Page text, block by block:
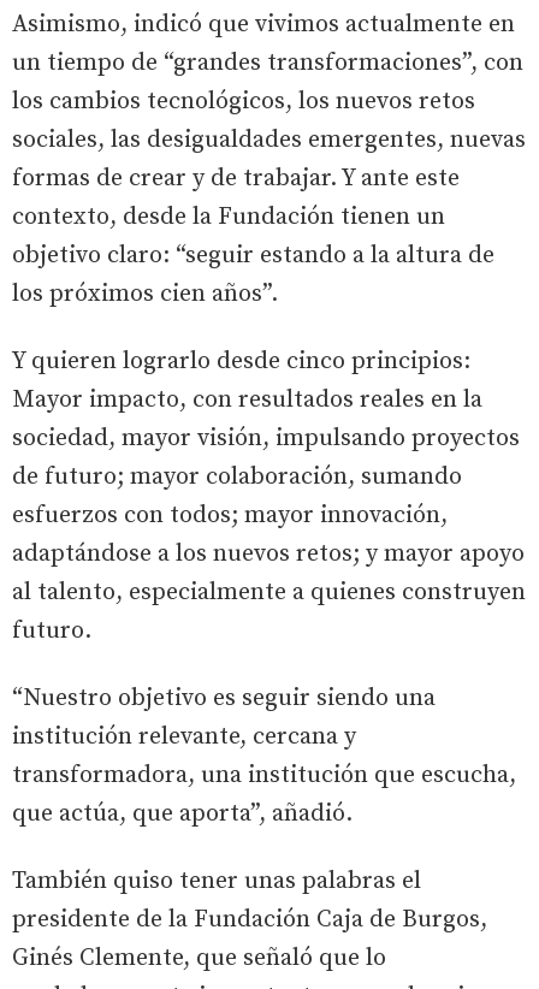
Asimismo, indicó que vivimos actualmente en
un tiempo de “grandes transformaciones”, con
los cambios tecnológicos, los nuevos retos
sociales, las desigualdades emergentes, nuevas
formas de crear y de trabajar. Y ante este
contexto, desde la Fundación tienen un
objetivo claro: “seguir estando a la altura de
los próximos cien años”.
Y quieren lograrlo desde cinco principios:
Mayor impacto, con resultados reales en la
sociedad, mayor visión, impulsando proyectos
de futuro; mayor colaboración, sumando
esfuerzos con todos; mayor innovación,
adaptándose a los nuevos retos; y mayor apoyo
al talento, especialmente a quienes construyen
futuro.
“Nuestro objetivo es seguir siendo una
institución relevante, cercana y
transformadora, una institución que escucha,
que actúa, que aporta”, añadió.
También quiso tener unas palabras el
presidente de la Fundación Caja de Burgos,
Ginés Clemente, que señaló que lo